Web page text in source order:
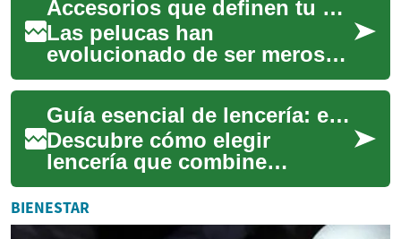
ofrece consejos ...
Accesorios que definen tu estilo personal
Las pelucas han
evolucionado de ser meros
disfraces a convertirse en un
accesorio esencial para
muchas personas que b...
Guía esencial de lencería: estilo y confort
Descubre cómo elegir
lencería que combine
elegancia y comodidad. Esta
guía aborda materiales
(algodón, encaje, seda, ...
BIENESTAR